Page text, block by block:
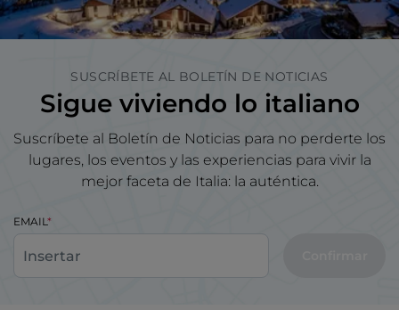
SUSCRÍBETE AL BOLETÍN DE NOTICIAS
Sigue viviendo lo italiano
Suscríbete al Boletín de Noticias para no perderte los
lugares, los eventos y las experiencias para vivir la
mejor faceta de Italia: la auténtica.
EMAIL